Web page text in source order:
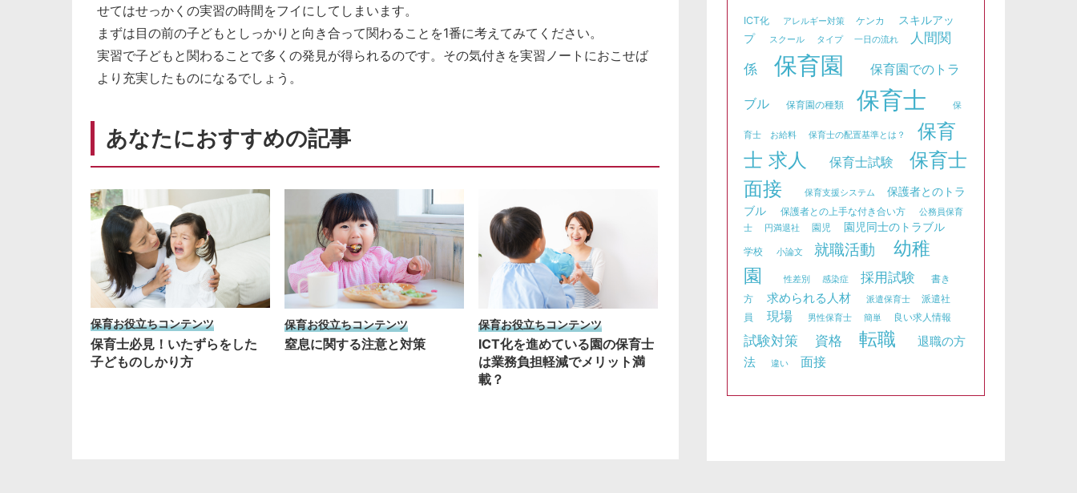
せてはせっかくの実習の時間をフイにしてしまいます。
まずは目の前の子どもとしっかりと向き合って関わることを1番に考えてみてください。
実習で子どもと関わることで多くの発見が得られるのです。その気付きを実習ノートにおこせば
より充実したものになるでしょう。
あなたにおすすめの記事
保育お役立ちコンテンツ
保育士必見！いたずらをした
子どものしかり方
保育お役立ちコンテンツ
窒息に関する注意と対策
保育お役立ちコンテンツ
ICT化を進めている園の保育士
は業務負担軽減でメリット満
載？
ICT化 アレルギー対策 ケンカ
スキルアッ
プ
スクール タイプ 一日の流れ
人間関
係
保育園 保育園でのトラ
ブル 保育園の種類 保育士 保
育士 お給料 保育士の配置基準とは？
保育
士 求人
保育士試験
保育士
面接
保育支援システム
保護者とのトラ
ブル
保護者との上手な付き合い方
公務員保育
士
円満退社 園児 園児同士のトラブル
学校 小論文 就職活動
幼稚
園
性差別 感染症 採用試験
書き
方
求められる人材 派遣保育士
派遣社
員
現場 男性保育士 簡単 良い求人情報
試験対策 資格 転職
退職の方
法
違い 面接